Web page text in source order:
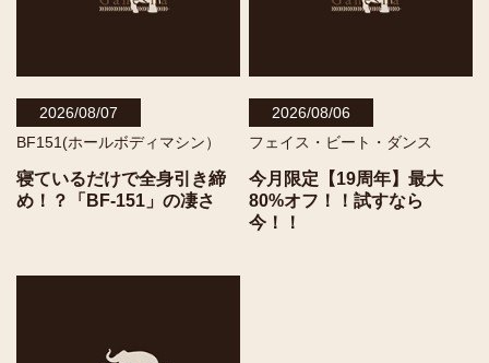
2026/08/07
BF151(ホールボディマシン）
寝ているだけで全身引き締
め！？「BF-151」の凄さ
2026/08/06
フェイス・ビート・ダンス
今月限定【19周年】最大
80%オフ！！試すなら
今！！